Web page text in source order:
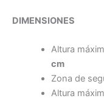
DIMENSIONES
Altura
cm
Zona de
Altura